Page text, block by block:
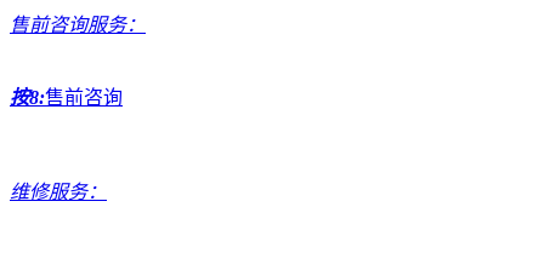
售前咨询服务：
按8:售前咨询
维修服务：